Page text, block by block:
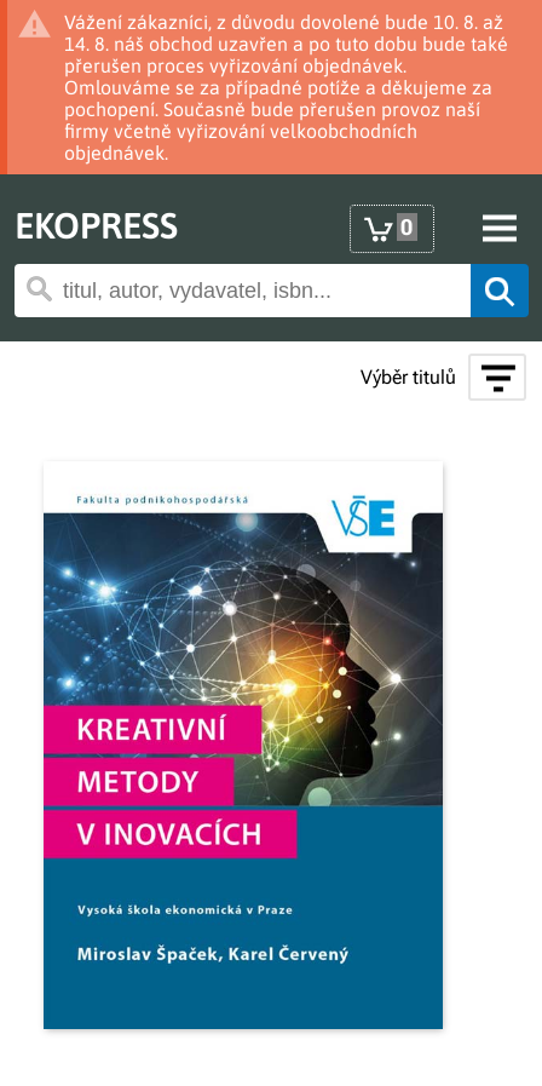
Vážení zákazníci, z důvodu dovolené bude 10. 8. až
14. 8. náš obchod uzavřen a po tuto dobu bude také
přerušen proces vyřizování objednávek.
Omlouváme se za případné potíže a děkujeme za
pochopení. Současně bude přerušen provoz naší
firmy včetně vyřizování velkoobchodních
objednávek.
EKOPRESS 0
Výběr titulů